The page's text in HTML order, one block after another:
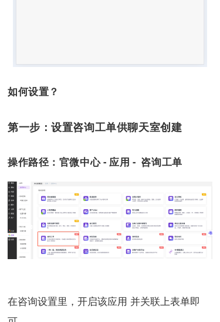
如何设置？
第一步：设置咨询工单供聊天室创建
操作路径： 官微中心 - 应用 - 咨询工单
在咨询设置里，开启该应用 并关联上表单即